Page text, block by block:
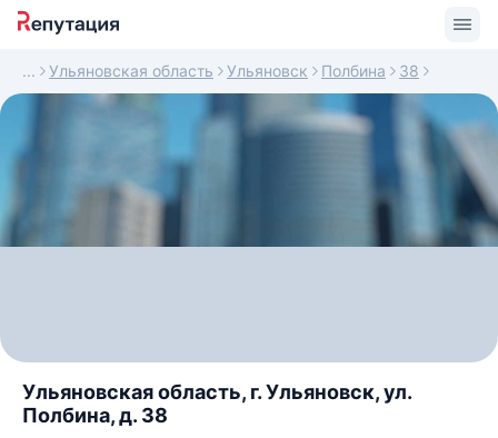
Ульяновская область Ульяновск Полбина 38
Ульяновская область, г. Ульяновск, ул.
Полбина, д. 38